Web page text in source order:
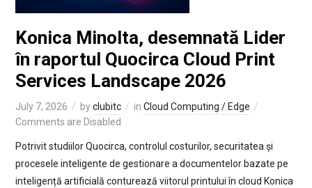
Konica Minolta, desemnată Lider
în raportul Quocirca Cloud Print
Services Landscape 2026
July 7, 2026 byclubitc in Cloud Computing / Edge
Comments are Disabled
Potrivit studiilor Quocirca, controlul costurilor, securitatea și
procesele inteligente de gestionare a documentelor bazate pe
inteligență artificială conturează viitorul printului în cloud Konica